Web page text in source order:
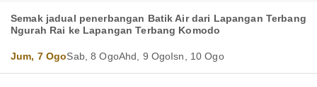
Semak jadual penerbangan Batik Air dari Lapangan Terbang
Ngurah Rai ke Lapangan Terbang Komodo
Jum, 7 OgoSab, 8 OgoAhd, 9 OgoIsn, 10 Ogo